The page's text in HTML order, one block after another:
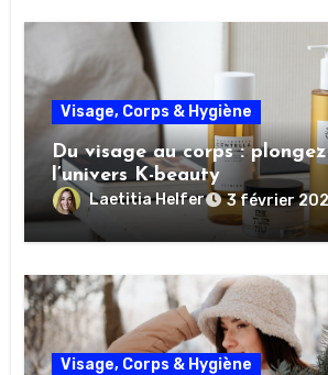
Visage, Corps & Hygiène
Du visage au corps :
l’univers K-beauty
Laetitia Helfer 3 février
Visage, Corps & Hygiène